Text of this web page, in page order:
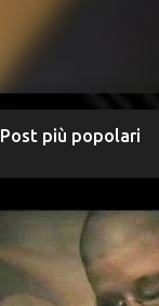
Post più popolari